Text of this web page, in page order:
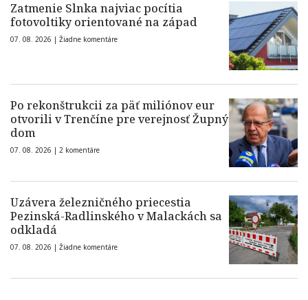
Zatmenie Slnka najviac pocítia
fotovoltiky orientované na západ
07. 08. 2026 | Žiadne komentáre
Po rekonštrukcii za päť miliónov eur
otvorili v Trenčíne pre verejnosť Župný
dom
07. 08. 2026 | 2 komentáre
Uzávera železničného priecestia
Pezinská-Radlinského v Malackách sa
odkladá
07. 08. 2026 | Žiadne komentáre